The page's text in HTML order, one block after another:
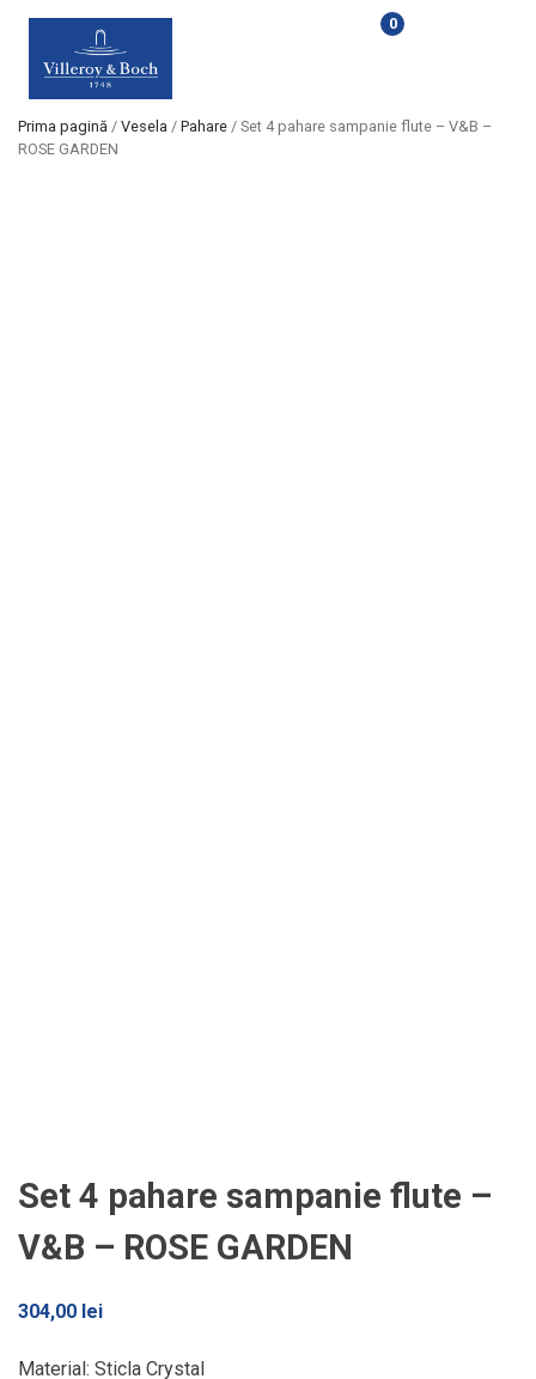
0
Prima pagină / Vesela / Pahare / Set 4 pahare sampanie flute – V&B –
ROSE GARDEN
Set 4 pahare sampanie flute –
V&B – ROSE GARDEN
304,00 lei
Material: Sticla Crystal